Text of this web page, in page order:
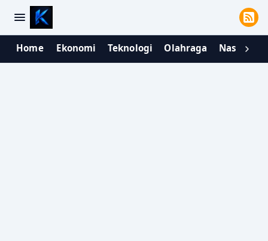
Home Ekonomi Teknologi Olahraga Nasional